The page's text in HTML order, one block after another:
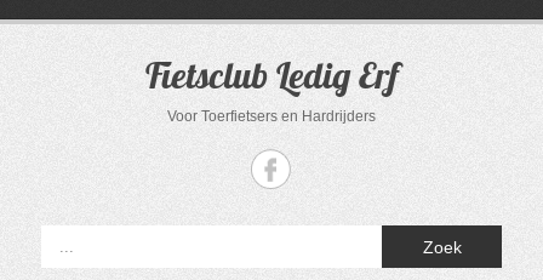
Fietsclub Ledig Erf
Voor Toerfietsers en Hardrijders
Zoek